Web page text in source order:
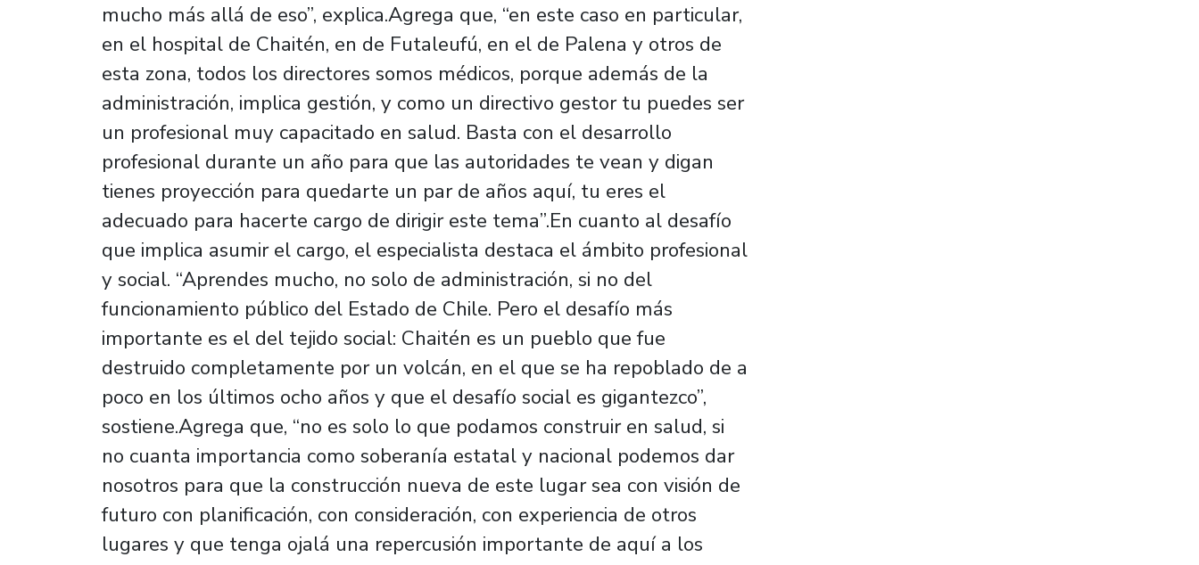
mucho más allá de eso”, explica.Agrega que, “en este caso en particular,
en el hospital de Chaitén, en de Futaleufú, en el de Palena y otros de
esta zona, todos los directores somos médicos, porque además de la
administración, implica gestión, y como un directivo gestor tu puedes ser
un profesional muy capacitado en salud. Basta con el desarrollo
profesional durante un año para que las autoridades te vean y digan
tienes proyección para quedarte un par de años aquí, tu eres el
adecuado para hacerte cargo de dirigir este tema”.En cuanto al desafío
que implica asumir el cargo, el especialista destaca el ámbito profesional
y social. “Aprendes mucho, no solo de administración, si no del
funcionamiento público del Estado de Chile. Pero el desafío más
importante es el del tejido social: Chaitén es un pueblo que fue
destruido completamente por un volcán, en el que se ha repoblado de a
poco en los últimos ocho años y que el desafío social es gigantezco”,
sostiene.Agrega que, “no es solo lo que podamos construir en salud, si
no cuanta importancia como soberanía estatal y nacional podemos dar
nosotros para que la construcción nueva de este lugar sea con visión de
futuro con planificación, con consideración, con experiencia de otros
lugares y que tenga ojalá una repercusión importante de aquí a los